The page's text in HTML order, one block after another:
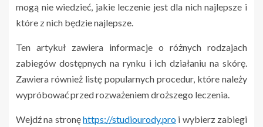
mogą nie wiedzieć, jakie leczenie jest dla nich najlepsze i
które z nich będzie najlepsze.
Ten artykuł zawiera informacje o różnych rodzajach
zabiegów dostępnych na rynku i ich działaniu na skórę.
Zawiera również listę popularnych procedur, które należy
wypróbować przed rozważeniem droższego leczenia.
Wejdź na stronęhttps://studiourody.pro i wybierz zabiegi